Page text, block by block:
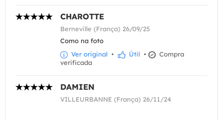
CHAROTTE
Berneville (França) 26/09/25
Como na foto
Ver original • Útil •
Compra
verificada
DAMIEN
VILLEURBANNE (França) 26/11/24